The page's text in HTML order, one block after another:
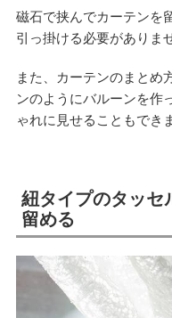
磁石で挟んでカーテンを
引っ掛ける必要がありま
また、カーテンのまとめ
ンのようにバルーンを作
ゃれに見せることもでき
紐タイプのタッセ
留める